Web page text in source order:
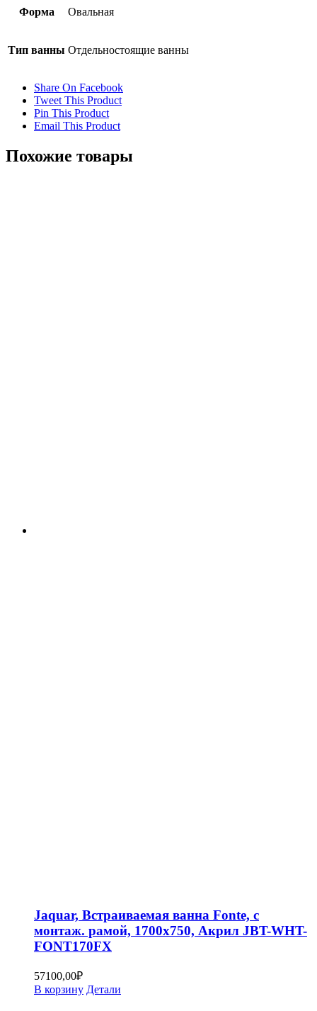
Форма Овальная
Тип ванны Отдельностоящие ванны
Share On Facebook
Tweet This Product
Pin This Product
Email This Product
Похожие товары
Jaquar, Встраиваемая ванна Fonte, с
монтаж. рамой, 1700х750, Акрил JBT-WHT-
FONT170FX
57100,00₽
В корзину Детали